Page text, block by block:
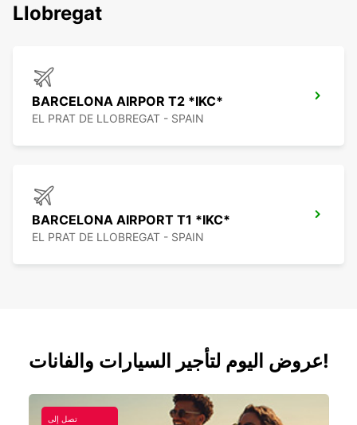
Llobregat
BARCELONA AIRPOR T2 *IKC*
EL PRAT DE LLOBREGAT - SPAIN
BARCELONA AIRPORT T1 *IKC*
EL PRAT DE LLOBREGAT - SPAIN
عروض اليوم لتأجير السيارات والفانات!
تصل إلى